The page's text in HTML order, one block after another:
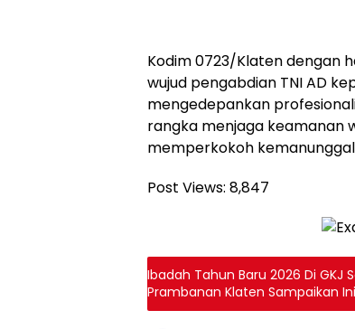
Kodim 0723/Klaten dengan
wujud pengabdian TNI AD
mengedepankan
rangka menjaga keamanan
memperkokoh
Post Views: 8,847
Ibadah Tahun Baru 2026 Di GKJ
Prambanan Klaten Sampaikan Ini